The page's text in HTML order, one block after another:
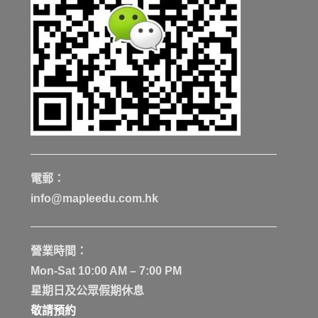
電郵：
info@mapleedu.com.hk
營業時間：
Mon-Sat 10:00 AM – 7:00 PM
星期日及公眾假期休息
敬請預約